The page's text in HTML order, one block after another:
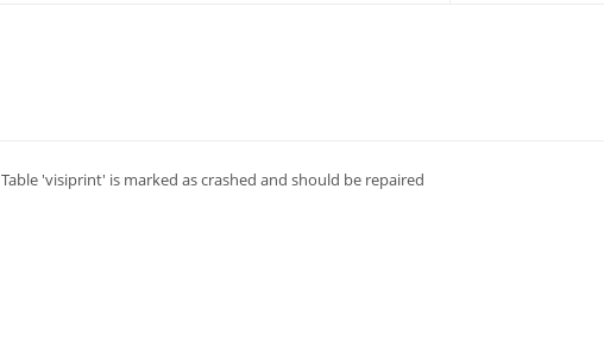
Table 'visiprint' is marked as crashed and should be repaired